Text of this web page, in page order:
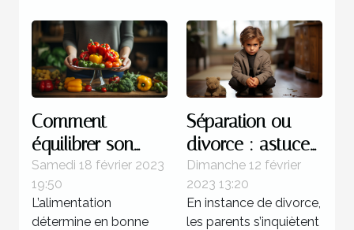
Comment
équilibrer son
alimentation ?
Samedi 18 février 2023
19:50
L’alimentation
détermine en bonne
Séparation ou
divorce : astuces
pour atténuer la
souffrance des
enfants
Dimanche 12 février
2023 13:20
En instance de divorce,
les parents s’inquiètent